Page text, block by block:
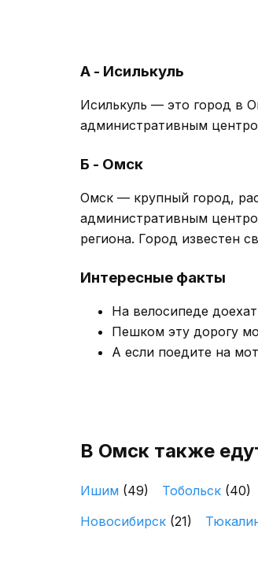
А - Исилькуль
Исилькуль — это город в
административным
Б - Омск
Омск — крупный город,
административным
региона. Город известен
Интересные факты
На велосипеде
Пешком эту дорогу
А если поедите на
В Омск также
Ишим (49) Тобольск (40)
Новосибирск (21)